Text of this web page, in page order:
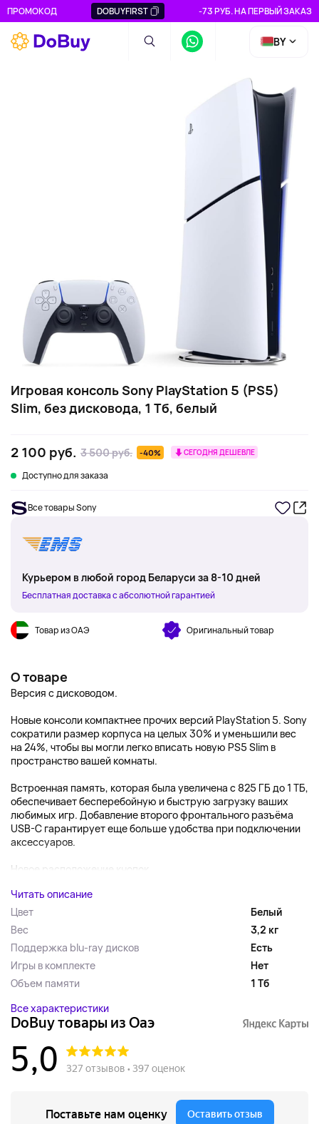
ПРОМОКОД DOBUYFIRST -73 РУБ. НА ПЕРВЫЙ ЗАКАЗ
BY
Игровая консоль Sony PlayStation 5 (PS5)
Slim, без дисковода, 1 Тб, белый
2 100 руб. 3 500 руб. -40% СЕГОДНЯ ДЕШЕВЛЕ
Доступно для заказа
Все товары Sony
Курьером в любой город Беларуси за 8-10 дней
Бесплатная доставка с абсолютной гарантией
Товар из ОАЭ Оригинальный товар
О товаре
Версия с дисководом.
Новые консоли компактнее прочих версий PlayStation 5. Sony
сократили размер корпуса на целых 30% и уменьшили вес
на 24%, чтобы вы могли легко вписать новую PS5 Slim в
пространство вашей комнаты.
Встроенная память, которая была увеличена с 825 ГБ до 1 ТБ,
обеспечивает бесперебойную и быструю загрузку ваших
любимых игр. Добавление второго фронтального разъёма
USB-C гарантирует еще больше удобства при подключении
аксессуаров.
Новое расположение кнопок ...
Читать описание
Цвет
Белый
Вес
3,2 кг
Поддержка blu-ray дисков
Есть
Игры в комплекте
Нет
Объем памяти
1 Тб
Все характеристики